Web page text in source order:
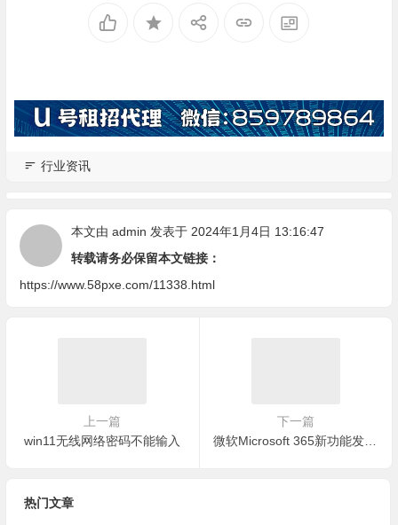
行业资讯
本文由 admin 发表于 2024年1月4日 13:16:47
转载请务必保留本文链接：
https://www.58pxe.com/11338.html
上一篇
win11无线网络密码不能输入
下一篇
微软Microsoft 365新功能发布：智能文件分享与任务推荐
热门文章